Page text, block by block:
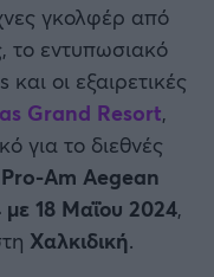
γκολφέρ από
το εντυπωσιακό
οι εξαιρετικές
Grand Resort,
για το διεθνές
Am Aegean
με 18 Μαΐου 2024,
Χαλκιδική.